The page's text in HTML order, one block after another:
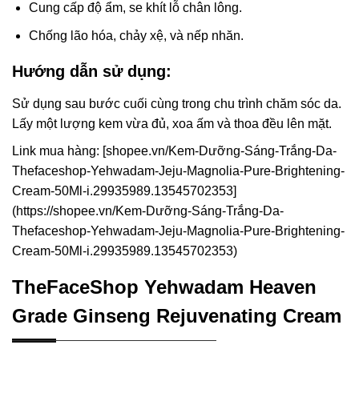
Cung cấp độ ẩm, se khít lỗ chân lông.
Chống lão hóa, chảy xệ, và nếp nhăn.
Hướng dẫn sử dụng:
Sử dụng sau bước cuối cùng trong chu trình chăm sóc da.
Lấy một lượng kem vừa đủ, xoa ấm và thoa đều lên mặt.
Link mua hàng: [shopee.vn/Kem-Dưỡng-Sáng-Trắng-Da-
Thefaceshop-Yehwadam-Jeju-Magnolia-Pure-Brightening-
Cream-50Ml-i.29935989.13545702353]
(https://shopee.vn/Kem-Dưỡng-Sáng-Trắng-Da-
Thefaceshop-Yehwadam-Jeju-Magnolia-Pure-Brightening-
Cream-50Ml-i.29935989.13545702353)
TheFaceShop Yehwadam Heaven
Grade Ginseng Rejuvenating Cream